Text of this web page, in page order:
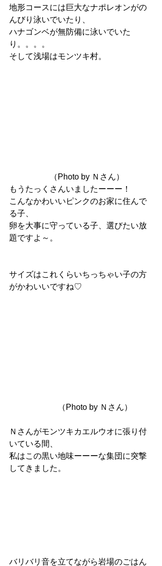
地形コースには巨大なナポレオンがの
んびり泳いでいたり、
ハナゴンベが無防備に泳いでいた
り。。。。
そして浅場はモンツキ村。
（Photo by Ｎさん）
もうたっくさんいましたーーー！
こんなかわいいピンクのお家に住んで
る子、
卵を大事に守っている子、選びたい放
題ですよ～。
サイズはこれくらいちっちゃい子の方
がかわいいですね♡
（Photo by Ｎさん）
Ｎさんがモンツキカエルウオに張り付
いている間、
私はこの黒い地味ーーーな集団に突撃
してきました。
バリバリ音を立てながら岩場のごはん